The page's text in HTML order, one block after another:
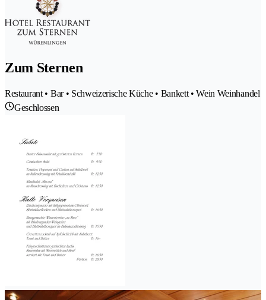
Zum Sternen
Restaurant • Bar • Schweizerische Küche • Bankett • Wein Weinhandel
Geschlossen